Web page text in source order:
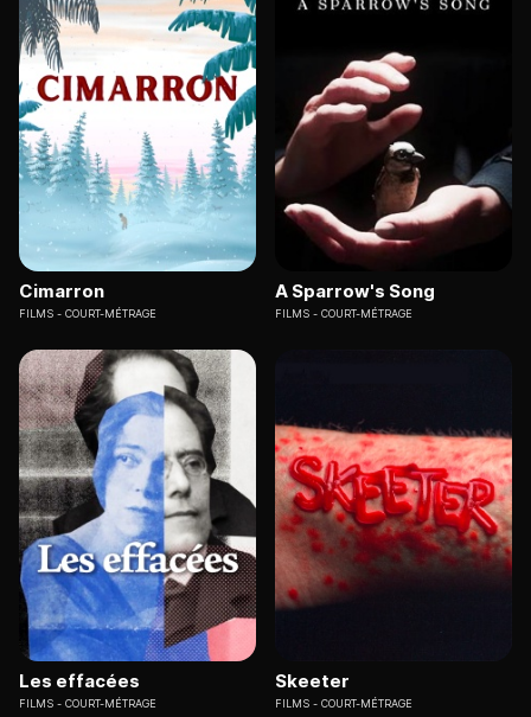
Cimarron
FILMS COURT-MÉTRAGE
A Sparrow's Song
FILMS COURT-MÉTRAGE
Les effacées
FILMS COURT-MÉTRAGE
Skeeter
FILMS COURT-MÉTRAGE